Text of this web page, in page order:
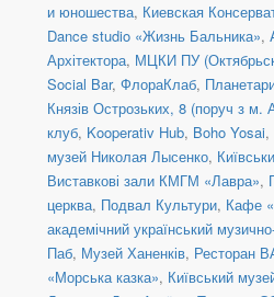
и юношества, Киевская
Dance studio «Жизнь Бальника»,
Архітектора, МЦКИ ПУ
Social Bar, ФлораКлаб,
Князів Острозьких, 8 (поруч з м.
клуб, Kooperativ Hub, Boho Yosai,
музей Николая Лысенко,
Виставкові зали КМГМ «Лавра»,
церква, Подвал Культури, Кафе
академічний український
Паб, Музей Ханенків, Ресторан
«Морська казка», Київський